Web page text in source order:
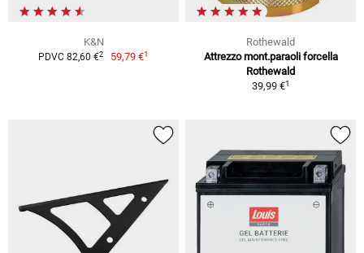
K&N
PDVC 82,60 €2 59,79 €1
Rothewald
Attrezzo mont.paraoli forcella
Rothewald
39,99 €1